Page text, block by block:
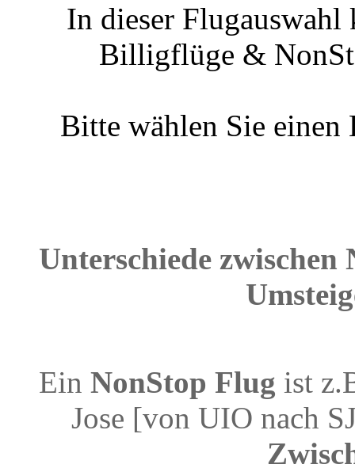
In dieser
Billigflüge &
Bitte wählen Sie
Unterschiede
Ein NonStop Flug ist
Jose [von UIO nach